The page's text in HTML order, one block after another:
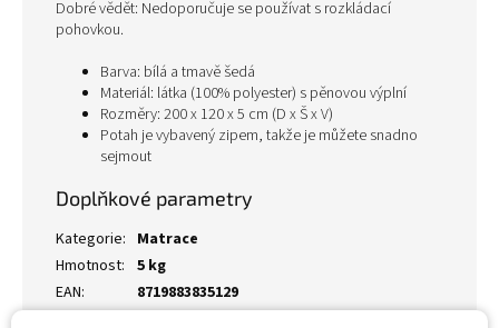
Dobré vědět: Nedoporučuje se používat s rozkládací
pohovkou.
Barva: bílá a tmavě šedá
Materiál: látka (100% polyester) s pěnovou výplní
Rozměry: 200 x 120 x 5 cm (D x Š x V)
Potah je vybavený zipem, takže je můžete snadno
sejmout
Doplňkové parametry
Kategorie: Matrace
Hmotnost: 5 kg
EAN: 8719883835129